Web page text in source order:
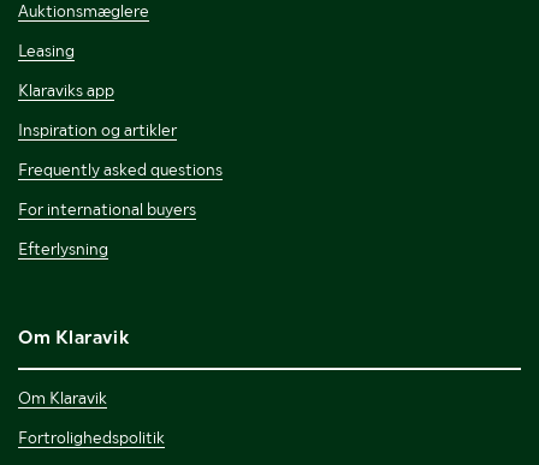
Auktionsmæglere
Leasing
Klaraviks app
Inspiration og artikler
Frequently asked questions
For international buyers
Efterlysning
Om Klaravik
Om Klaravik
Fortrolighedspolitik